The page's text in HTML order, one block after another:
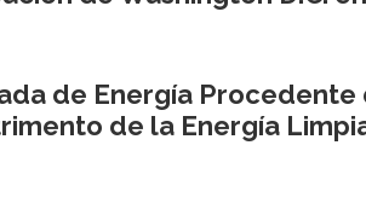
de Energía Procedente
de la Energía